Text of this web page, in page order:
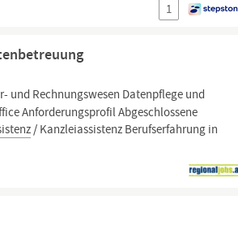
1
und Rechnungswesen Datenpflege und
Anforderungsprofil Abgeschlossene
/ Kanzleiassistenz Berufserfahrung in